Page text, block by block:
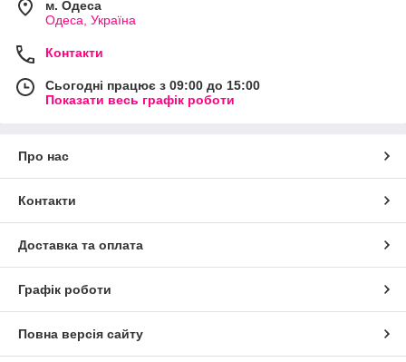
м. Одеса
Одеса, Україна
Контакти
Сьогодні працює з 09:00 до 15:00
Показати весь графік роботи
Про нас
Контакти
Доставка та оплата
Графік роботи
Повна версія сайту